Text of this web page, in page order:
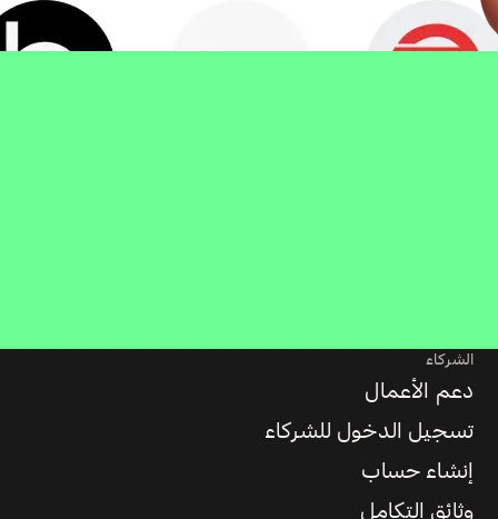
الشركاء
دعم الأعمال
تسجيل الدخول للشركاء
إنشاء حساب
وثائق التكامل